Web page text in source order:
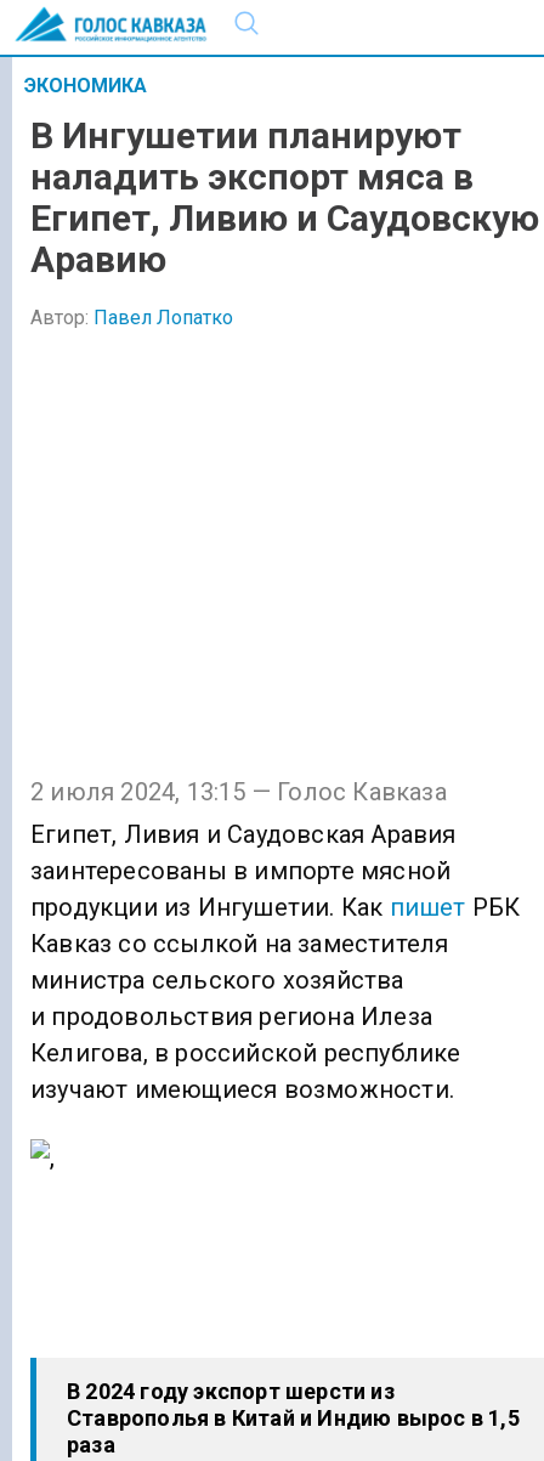
ЭКОНОМИКА
В Ингушетии планируют
наладить экспорт мяса в
Египет, Ливию и Саудовскую
Аравию
Автор: Павел Лопатко
2 июля 2024, 13:15 — Голос Кавказа
Египет, Ливия и Саудовская Аравия
заинтересованы в импорте мясной
продукции из Ингушетии. Как пишет РБК
Кавказ со ссылкой на заместителя
министра сельского хозяйства
и продовольствия региона Илеза
Келигова, в российской республике
изучают имеющиеся возможности.
В 2024 году экспорт шерсти из
Ставрополья в Китай и Индию вырос в 1,5
раза